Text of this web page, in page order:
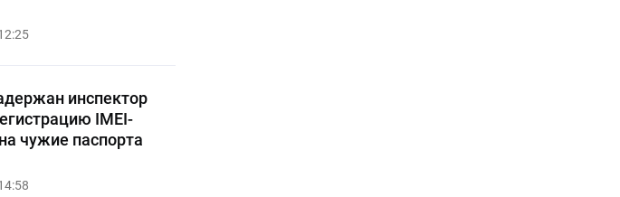
инспектор
IMEI-
чужие паспорта